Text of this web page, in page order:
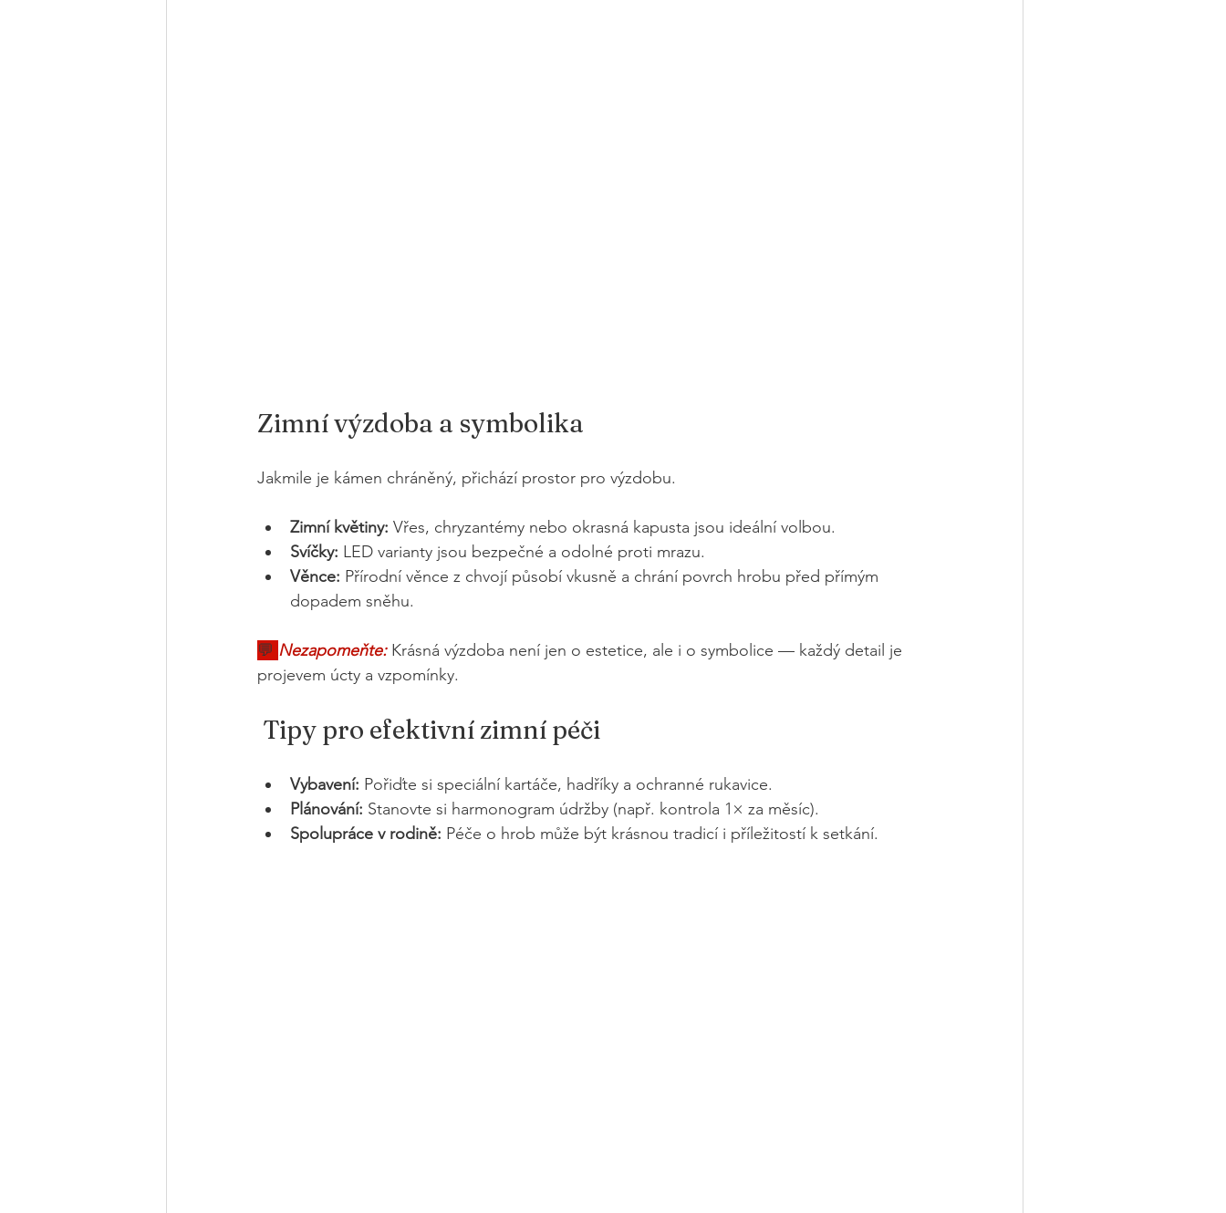
Zimní výzdoba a symbolika
Jakmile je kámen chráněný, přichází prostor pro výzdobu.
Zimní květiny: Vřes, chryzantémy nebo okrasná kapusta jsou ideální volbou.
Svíčky: LED varianty jsou bezpečné a odolné proti mrazu.
Věnce: Přírodní věnce z chvojí působí vkusně a chrání povrch hrobu před přímým
dopadem sněhu.
💬 Nezapomeňte: Krásná výzdoba není jen o estetice, ale i o symbolice — každý detail je
projevem úcty a vzpomínky.
Tipy pro efektivní zimní péči
Vybavení: Pořiďte si speciální kartáče, hadříky a ochranné rukavice.
Plánování: Stanovte si harmonogram údržby (např. kontrola 1× za měsíc).
Spolupráce v rodině: Péče o hrob může být krásnou tradicí i příležitostí k setkání.